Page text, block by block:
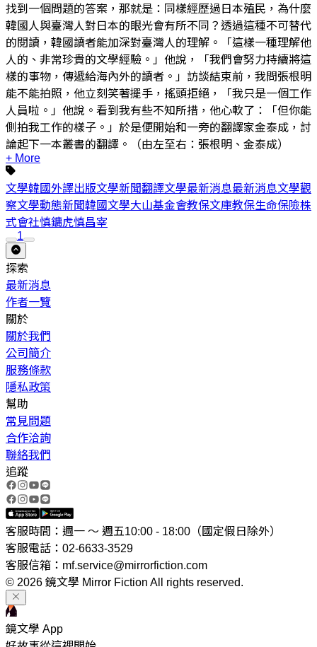
找到一個問題的答案，那就是：同樣經歷過日本殖民，為什麼
韓國人與臺灣人對日本的眼光會有所不同？透過這種不可替代
的閱讀，韓國讀者能加深對臺灣人的理解。「這樣一種理解他
人的、非常珍貴的文學經驗。」他說，「我們會努力持續將這
樣的事物，傳遞給海內外的讀者。」訪談結束前，我問張根明
能不能拍照，他立刻笑著擺手，搖頭拒絕，「我只是一個工作
人員啦。」他說。看到我有些不知所措，他心軟了：「但你能
側拍我工作的樣子。」於是便開始和一旁的翻譯家金泰成，討
論起下一本叢書的翻譯。（由左至右：張根明、金泰成）
+ More
文學韓國外譯出版文學新聞翻譯文學最新消息最新消息文學觀
察文學動態新聞韓國文學大山基金會教保文庫教保生命保險株
式會社慎鏞虎慎昌宰
1
探索
最新消息
作者一覽
關於
關於我們
公司簡介
服務條款
隱私政策
幫助
常見問題
合作洽詢
聯絡我們
追蹤
客服時間：週一 ～ 週五10:00 - 18:00（國定假日除外）
客服電話：02-6633-3529
客服信箱：mf.service@mirrorfiction.com
© 2026 鏡文學 Mirror Fiction All rights reserved.
鏡文學 App